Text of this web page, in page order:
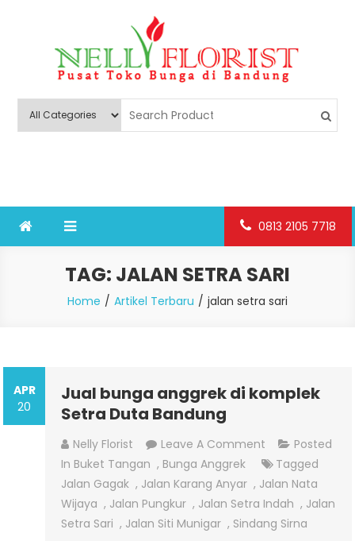
Nelly Florist Bandung
0813 2105 7718
TAG: JALAN SETRA SARI
Home Artikel Terbaru jalan setra sari
APR
20
Jual bunga anggrek di komplek
Setra Duta Bandung
Nelly Florist Leave A Comment On
Jual
Bunga
Anggrek
Di
Posted
In Buket Tangan , Bunga Anggrek
Tagged
Jalan Gagak , Jalan Karang Anyar , Jalan Nata
Wijaya , Jalan Pungkur , Jalan Setra Indah , Jalan
Setra Sari , Jalan Siti Munigar , Sindang Sirna